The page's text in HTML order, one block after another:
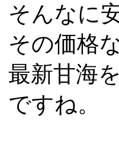
そんなに
その価格
最新甘海
ですね。